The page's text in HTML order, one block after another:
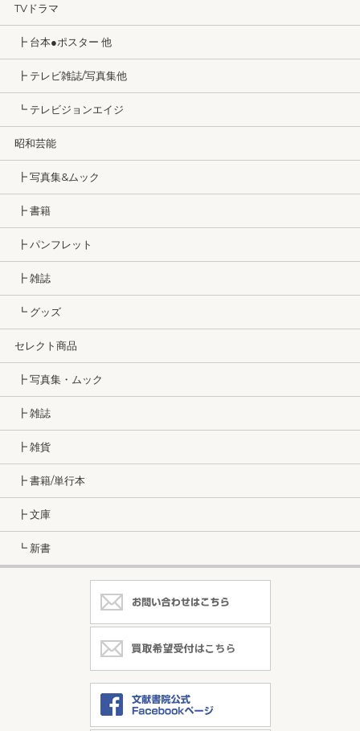
TVドラマ
┣ 台本●ポスター 他
┣ テレビ雑誌/写真集他
┗ テレビジョンエイジ
昭和芸能
┣ 写真集&ムック
┣ 書籍
┣ パンフレット
┣ 雑誌
┗ グッズ
セレクト商品
┣ 写真集・ムック
┣ 雑誌
┣ 雑貨
┣ 書籍/単行本
┣ 文庫
┗ 新書